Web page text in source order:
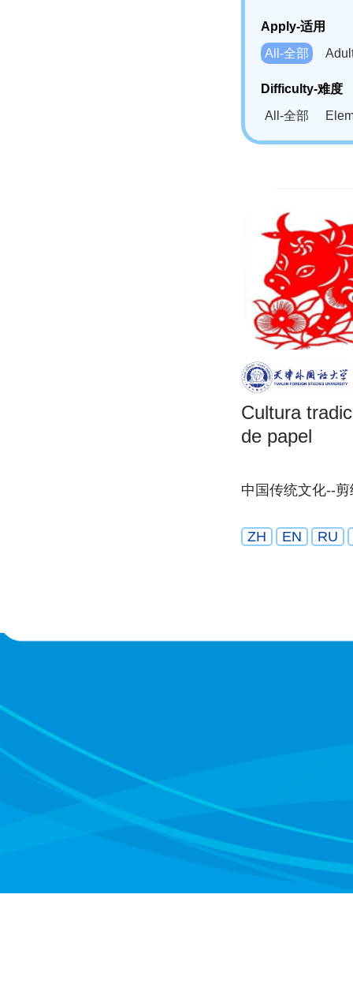
Bahasa
Swahili(SW)-
Apply-适用
All-全部
Difficulty-难度
All-全部
Cultura
de papel
中国传统文化--剪
ZH EN RU